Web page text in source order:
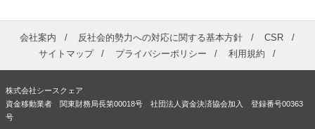
会社案内 反社会的勢力への対応に関する基本方針
CSR
サイトマップ
プライバシーポリシー 利用規約
株式会社シースクェア
資金移動業者 関東財務局長第00018号 社団法人資金決済協会加入 登録番号00363
号